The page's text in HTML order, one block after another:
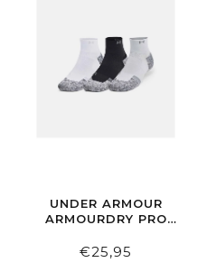
UNDER ARMOUR
ARMOURDRY PRO
SOCKS 3-PACK
€25,95